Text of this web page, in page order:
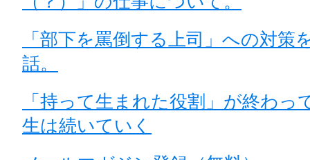
「部下を罵倒する上司」への対策
話。
「持って生まれた役割」が終わっ
生は続いていく